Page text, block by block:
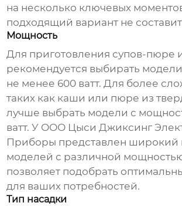
на несколько ключевых
подходящий вариант не составит
Мощность
Для приготовления супов-пюре
рекомендуется выбирать
не менее 600 ватт. Для более
таких как каши или пюре из
лучше выбрать модели с
ватт. У ООО Цыси Джиксинг
Приборы представлен широкий
моделей с различной
позволяет подобрать
для ваших потребностей.
Тип насадки